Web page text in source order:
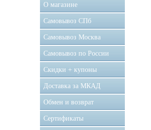
О магазине
Самовывоз CПб
Самовывоз Москва
Самовывоз по России
Скидки + купоны
Доставка за МКАД
Обмен и возврат
Сертификаты